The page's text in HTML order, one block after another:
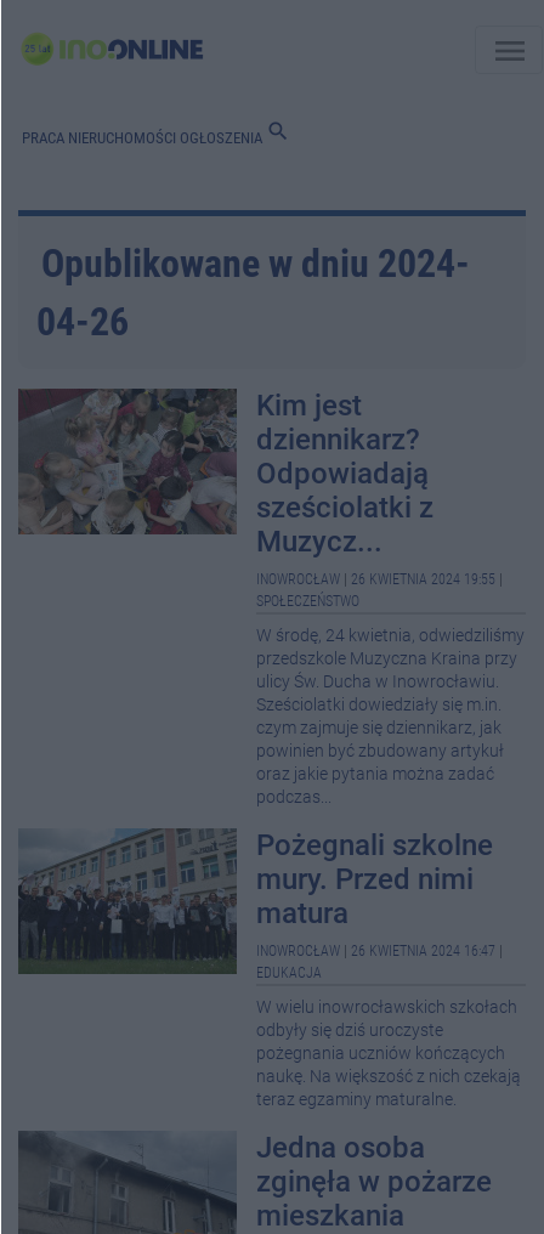
menu
PRACA NIERUCHOMOŚCI OGŁOSZENIA search
Opublikowane w dniu 2024-
04-26
Kim jest
dziennikarz?
Odpowiadają
sześciolatki z
Muzycz...
INOWROCŁAW 26 KWIETNIA 2024 19:55
SPOŁECZEŃSTWO
W środę, 24 kwietnia, odwiedziliśmy
przedszkole Muzyczna Kraina przy
ulicy Św. Ducha w Inowrocławiu.
Sześciolatki dowiedziały się m.in.
czym zajmuje się dziennikarz, jak
powinien być zbudowany artykuł
oraz jakie pytania można zadać
podczas...
Pożegnali szkolne
mury. Przed nimi
matura
INOWROCŁAW 26 KWIETNIA 2024 16:47
EDUKACJA
W wielu inowrocławskich szkołach
odbyły się dziś uroczyste
pożegnania uczniów kończących
naukę. Na większość z nich czekają
teraz egzaminy maturalne.
Jedna osoba
zginęła w pożarze
mieszkania